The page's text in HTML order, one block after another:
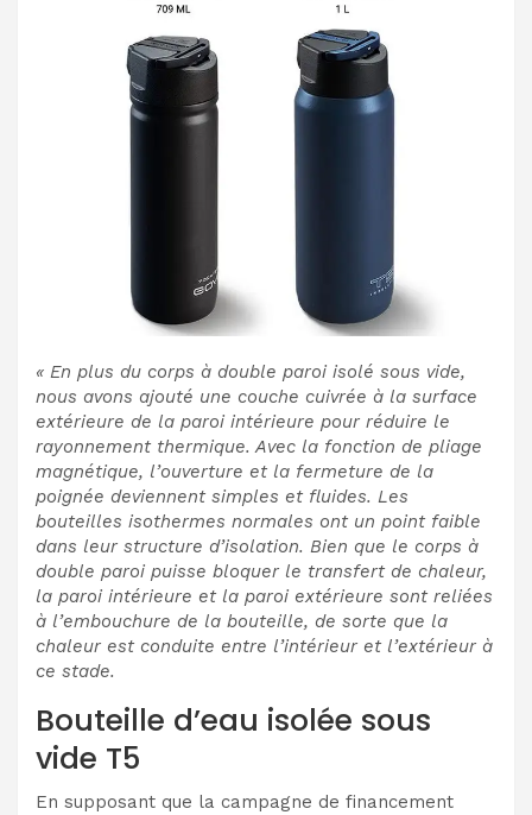
« En plus du corps à double paroi isolé sous vide,
nous avons ajouté une couche cuivrée à la surface
extérieure de la paroi intérieure pour réduire le
rayonnement thermique. Avec la fonction de pliage
magnétique, l’ouverture et la fermeture de la
poignée deviennent simples et fluides. Les
bouteilles isothermes normales ont un point faible
dans leur structure d’isolation. Bien que le corps à
double paroi puisse bloquer le transfert de chaleur,
la paroi intérieure et la paroi extérieure sont reliées
à l’embouchure de la bouteille, de sorte que la
chaleur est conduite entre l’intérieur et l’extérieur à
ce stade.
Bouteille d’eau isolée sous
vide T5
En supposant que la campagne de financement